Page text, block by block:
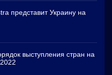
представит Украину на
выступления стран на